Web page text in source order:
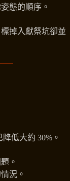
態的順序。
掉入獻祭坑卻並
低大約 30%。
。
況。